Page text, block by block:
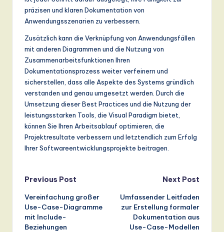
präzisen und klaren Dokumentation von
Anwendungsszenarien zu verbessern.
Zusätzlich kann die Verknüpfung von Anwendungsfällen
mit anderen Diagrammen und die Nutzung von
Zusammenarbeitsfunktionen Ihren
Dokumentationsprozess weiter verfeinern und
sicherstellen, dass alle Aspekte des Systems gründlich
verstanden und genau umgesetzt werden. Durch die
Umsetzung dieser Best Practices und die Nutzung der
leistungsstarken Tools, die Visual Paradigm bietet,
können Sie Ihren Arbeitsablauf optimieren, die
Projektresultate verbessern und letztendlich zum Erfolg
Ihrer Softwareentwicklungsprojekte beitragen.
Post
navigation
Previous Post
Vereinfachung großer
Use-Case-Diagramme
mit Include-
Beziehungen
Next Post
Umfassender Leitfaden
zur Erstellung formaler
Dokumentation aus
Use-Case-Modellen